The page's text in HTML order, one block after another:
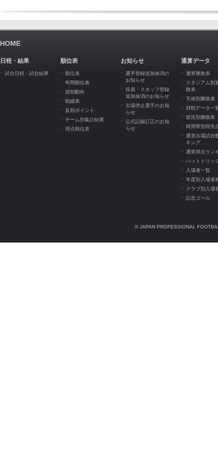
HOME
日程・結果
試合日程・試合結果
順位表
順位表
年間順位表
節別動向
戦績表
反則ポイント
チーム別集計結果
得点順位表
お知らせ
選手登録追加抹消の
お知らせ
役員・スタッフ登録
追加抹消のお知らせ
出場停止選手のお知
らせ
公式記録訂正のお知
らせ
通算データ
通算勝敗表
スタジアム別
敗表
天候別勝敗表
対戦データ一
状況別勝敗表
時間帯別得失
通算出場試合
キング
通算得点ラン
ハットトリッ
入場者一覧
年度別入場者
クラブ別入場
記念ゴール
© JAPAN PROFESSIONAL